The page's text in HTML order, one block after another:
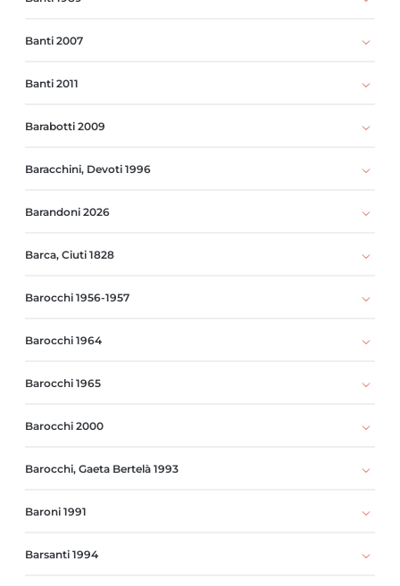
Banti 2007
Banti 2011
Barabotti 2009
Baracchini, Devoti 1996
Barandoni 2026
Barca, Ciuti 1828
Barocchi 1956-1957
Barocchi 1964
Barocchi 1965
Barocchi 2000
Barocchi, Gaeta Bertelà 1993
Baroni 1991
Barsanti 1994